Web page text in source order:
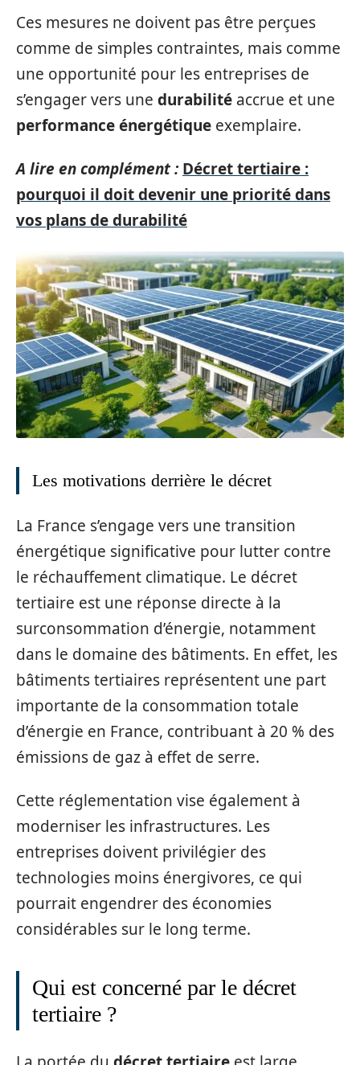
Ces mesures ne doivent pas être perçues
comme de simples contraintes, mais comme
une opportunité pour les entreprises de
s’engager vers une durabilité accrue et une
performance énergétique exemplaire.
A lire en complément : Décret tertiaire :
pourquoi il doit devenir une priorité dans
vos plans de durabilité
Les motivations derrière le décret
La France s’engage vers une transition
énergétique significative pour lutter contre
le réchauffement climatique. Le décret
tertiaire est une réponse directe à la
surconsommation d’énergie, notamment
dans le domaine des bâtiments. En effet, les
bâtiments tertiaires représentent une part
importante de la consommation totale
d’énergie en France, contribuant à 20 % des
émissions de gaz à effet de serre.
Cette réglementation vise également à
moderniser les infrastructures. Les
entreprises doivent privilégier des
technologies moins énergivores, ce qui
pourrait engendrer des économies
considérables sur le long terme.
Qui est concerné par le décret
tertiaire ?